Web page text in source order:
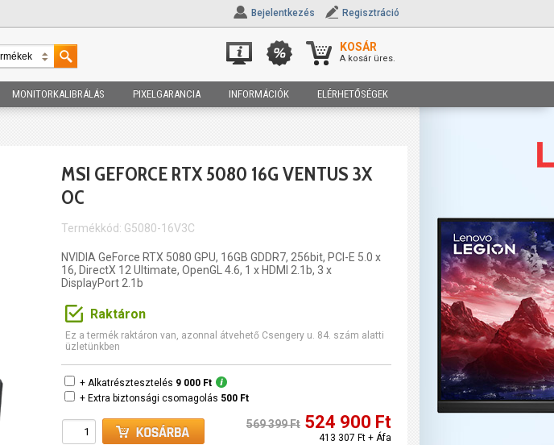
Bejelentkezés Regisztráció
KOSÁR
A kosár üres.
MONITORKALIBRÁLÁS PIXELGARANCIA INFORMÁCIÓK ELÉRHETŐSÉGEK
MSI GEFORCE RTX 5080 16G VENTUS 3X
OC
Termékkód: G5080-16V3C
NVIDIA GeForce RTX 5080 GPU, 16GB GDDR7, 256bit, PCI-E 5.0 x
16, DirectX 12 Ultimate, OpenGL 4.6, 1 x HDMI 2.1b, 3 x
DisplayPort 2.1b
Raktáron
Ez a termék raktáron van, azonnal átvehető Csengery u. 84. szám alatti
üzletünkben
+ Alkatrésztesztelés 9 000 Ft
+ Extra biztonsági csomagolás 500 Ft
569 399 Ft 524 900 Ft
413 307 Ft + Áfa